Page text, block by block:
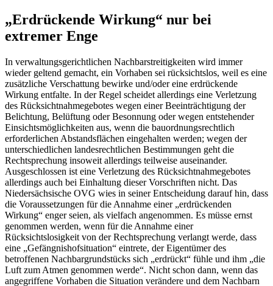
„Erdrückende Wirkung“ nur bei
extremer Enge
In verwaltungsgerichtlichen Nachbarstreitigkeiten wird immer
wieder geltend gemacht, ein Vorhaben sei rücksichtslos, weil es eine
zusätzliche Verschattung bewirke und/oder eine erdrückende
Wirkung entfalte. In der Regel scheidet allerdings eine Verletzung
des Rücksichtnahmegebotes wegen einer Beeinträchtigung der
Belichtung, Belüftung oder Besonnung oder wegen entstehender
Einsichtsmöglichkeiten aus, wenn die bauordnungsrechtlich
erforderlichen Abstandsflächen eingehalten werden; wegen der
unterschiedlichen landesrechtlichen Bestimmungen geht die
Rechtsprechung insoweit allerdings teilweise auseinander.
Ausgeschlossen ist eine Verletzung des Rücksichtnahmegebotes
allerdings auch bei Einhaltung dieser Vorschriften nicht. Das
Niedersächsische OVG wies in seiner Entscheidung darauf hin, dass
die Voraussetzungen für die Annahme einer „erdrückenden
Wirkung“ enger seien, als vielfach angenommen. Es müsse ernst
genommen werden, wenn für die Annahme einer
Rücksichtslosigkeit von der Rechtsprechung verlangt werde, dass
eine „Gefängnishofsituation“ eintrete, der Eigentümer des
betroffenen Nachbargrundstücks sich „erdrückt“ fühle und ihm „die
Luft zum Atmen genommen werde“. Nicht schon dann, wenn das
angegriffene Vorhaben die Situation verändere und dem Nachbarn